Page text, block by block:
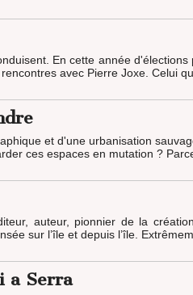
En cette année
avec Pierre Joxe. Celui qui
et d'une urbanisation
ces espaces en mutation ?
auteur, pionnier de la
sur l’île et depuis l’île.
a Serra